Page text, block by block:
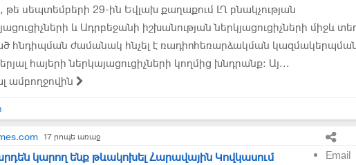
թե սեպտեմբերի 29-ին Եվլախ քաղաքում ԼՂ բնակչության
և Ադրբեջանի իշխանության ներկյացուցիչների միջև
հնդիպման ժամանակ հնչել է ռադիոհեռարձակման
հայերի ներկայացուցիչների կողմից խնդրանք: Այ...
ամբողջովին
17 րոպե առաջ
Email
կարող ենք թևակոխել Հարավային Կովկասում